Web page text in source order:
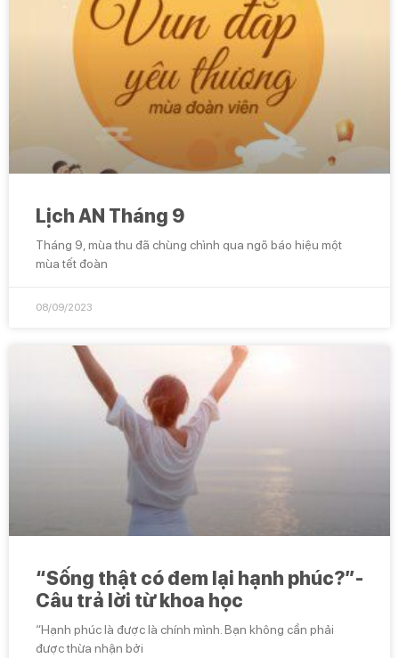
Lịch AN Tháng 9
Tháng 9, mùa thu đã chùng chình qua ngõ báo hiệu một
mùa tết đoàn
08/09/2023
“Sống thật có đem lại hạnh phúc?”-
Câu trả lời từ khoa học
“Hạnh phúc là được là chính mình. Bạn không cần phải
được thừa nhận bởi